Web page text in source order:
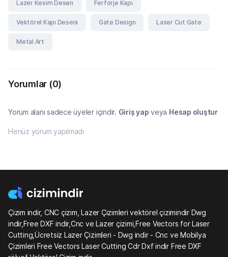
Lazer Kesim Desen Ferforje Kapı
Vektörel Kapı Deseni Gate Design Laser Cut Gate
Metal Art
Yorumlar (0)
Yorum alanı sadece üyeler içindir. Giriş yap veya Hesap oluştur
Henüz yorum yapılmadı
Çizim indir, CNC çizim, Lazer Çizimleri vektörel çizimindir Dwg
indir,Free DXF indir,Cnc ve Lazer çizimi,Free Vectors for Laser
Cutting,Ücretsiz Lazer Çizimleri - Dwg indir - Cnc ve Mobilya
Çizimleri Free Vectors Laser Cutting Cdr Dxf indir Free DXF